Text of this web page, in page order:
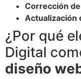
Corrección
Actualización
¿Por qué
Digital
diseño